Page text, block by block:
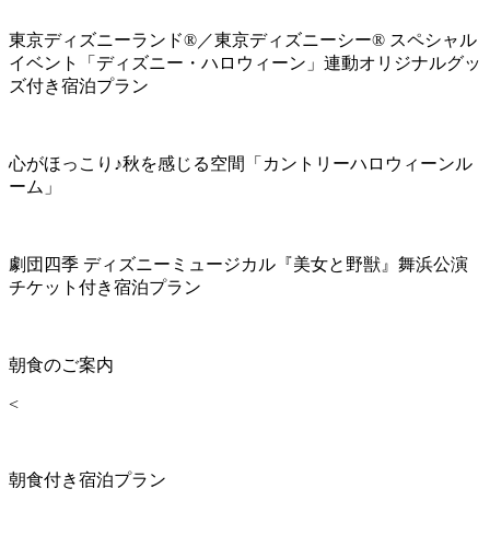
東京ディズニーランド®／東京ディズニーシー® スペシャル
イベント「ディズニー・ハロウィーン」連動オリジナルグッ
ズ付き宿泊プラン
心がほっこり♪秋を感じる空間「カントリーハロウィーンル
ーム」
劇団四季 ディズニーミュージカル『美女と野獣』舞浜公演
チケット付き宿泊プラン
朝食のご案内
<
朝食付き宿泊プラン